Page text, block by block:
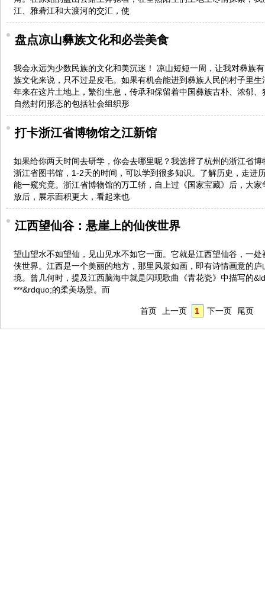
江、雅砻江和大渡河的交汇，使
盘点凉山彝族文化和必尝美食
我会永远为少数民族的文化和美沉迷！ 凉山短短一周，让我对彝族
族文化来说，只不过是皮毛。如果有机会能进到彝族人民的村子里
年来在这片土地上，繁衍生息，传承和保留着中国彝族古朴、浓郁
自然封闭形态的包括社会组织形
打卡浙江省博物馆之江新馆
如果给你两天时间去研学，你会去哪里呢？我选择了杭州的浙江省
浙江省图书馆，1-2天的时间，可以学到很多知识。了解历史，走进
能一窥究竟。浙江省博物馆的万工轿，自上过《国家宝藏》后，大
放后，展示面积更大，看起来也
江西望仙谷：悬崖上的仙侠世界
望山望水不如望仙，见山见水不如它一面。它就是江西望仙谷，一
侠世界。江西是一个美丽的地方，那里风景如画，即有诗情画意的
境。曾几何时，提及江西脑海中就是闪现歌曲《青花瓷》中描写的
***&rdquo;的柔美场景。而
首页 上一页 1 下一页 尾页